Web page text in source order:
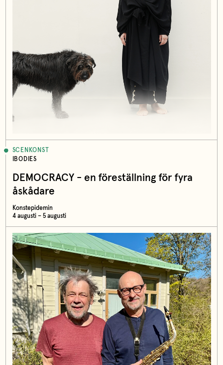
SCENKONST
IBODIES
DEMOCRACY - en föreställning för fyra
åskådare
Konstepidemin
4 augusti – 5 augusti